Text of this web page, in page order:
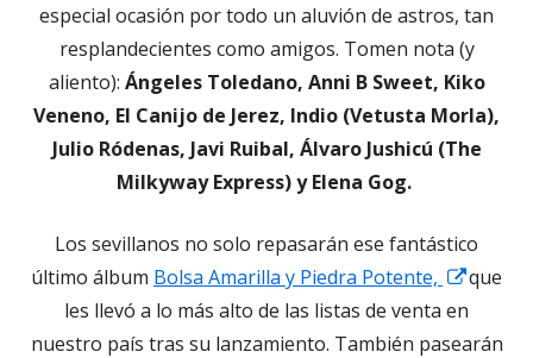
especial ocasión por todo un aluvión de astros, tan
resplandecientes como amigos. Tomen nota (y
aliento): Ángeles Toledano, Anni B Sweet, Kiko
Veneno, El Canijo de Jerez, Indio (Vetusta Morla),
Julio Ródenas, Javi Ruibal, Álvaro Jushicú (The
Milkyway Express) y Elena Gog.
Los sevillanos no solo repasarán ese fantástico
último álbum Bolsa Amarilla y Piedra Potente,
Abrir
una
que
les llevó a lo más alto de las listas de venta en
nuestro país tras su lanzamiento. También pasearán